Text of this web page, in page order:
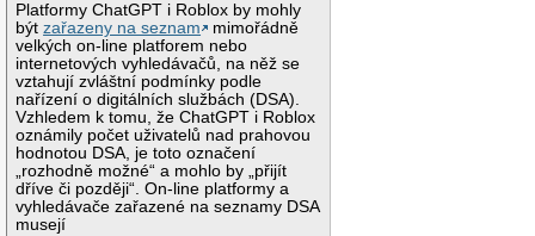
Platformy ChatGPT i Roblox by mohly
býtzařazeny na seznam
mimořádně
velkých on-line platforem nebo
internetových vyhledávačů, na něž se
vztahují zvláštní podmínky podle
nařízení o digitálních službách (DSA).
Vzhledem k tomu, že ChatGPT i Roblox
oznámily počet uživatelů nad prahovou
hodnotou DSA, je toto označení
„rozhodně možné“ a mohlo by „přijít
dříve či později“. On-line platformy a
vyhledávače zařazené na seznamy DSA
musejí